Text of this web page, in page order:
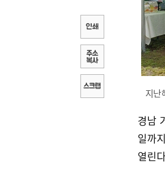
지난
경남
일까
열린